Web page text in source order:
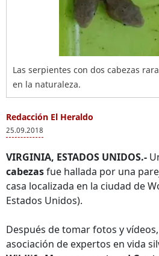
Las serpientes con dos cabezas
en la naturaleza.
Redacción El Heraldo
25.09.2018
VIRGINIA, ESTADOS UNIDOS.-
cabezasfue hallada por una
casa localizada en la ciudad de
Estados Unidos).
Después de tomar fotos y
asociación de expertos en vida